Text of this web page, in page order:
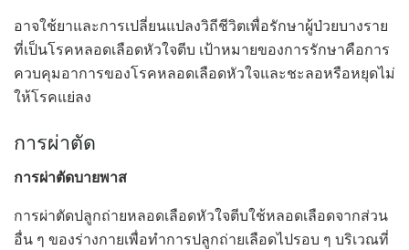
อาจใช้ยาและการเปลี่ยนแปลงวิถีชีวิตเพื่อรักษาผู้ป่วยบางราย
ที่เป็นโรคหลอดเลือดหัวใจตีบ เป้าหมายของการรักษาคือการ
ควบคุมอาการของโรคหลอดเลือดหัวใจและชะลอหรือหยุดไม่
ให้โรคแย่ลง
การผ่าตัด
การผ่าตัดบายพาส
การผ่าตัดปลูกถ่ายหลอดเลือดหัวใจตีบใช้หลอดเลือดจากส่วน
อื่น ๆ ของร่างกายเพื่อทำการปลูกถ่ายเลือดไปรอบ ๆ บริเวณที่